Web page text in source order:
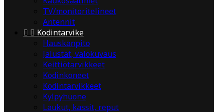
TV/monitoritelineet
Antennit
  Kodintarvike
Hauskanpito
Jalustat, valokuvaus
Keittiötarvikkeet
Kodinkoneet
Kodintarvikkeet
Kylpyhuone
Laukut, kassit, reput